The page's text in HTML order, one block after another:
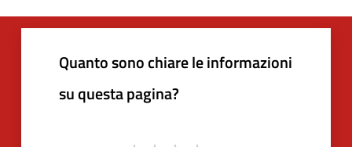
Quanto sono chiare le informazioni
su questa pagina?